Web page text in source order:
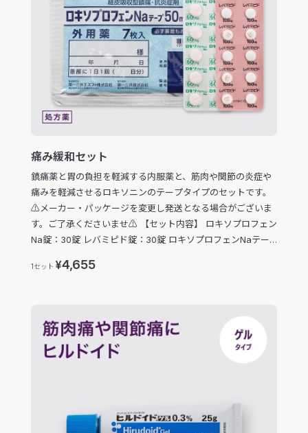
痛み緩和セット
鎮痛薬と胃の負担を軽減する内服薬と、筋肉や関節の炎症や
痛みを軽減させるロキソニンのテープタイプのセットです。
⚠️メーカー・パッケージを変更し発送となる場合がございま
す。ご了承くださいませ⚠️ 【セット内容】 ロキソプロフェン
Na錠：30錠 レバミピド錠：30錠 ロキソプロフェンNaテー
1セット ¥4,655